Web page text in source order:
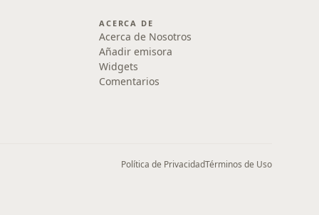
ACERCA DE
Acerca de Nosotros
Añadir emisora
Widgets
Comentarios
Política de PrivacidadTérminos de Uso